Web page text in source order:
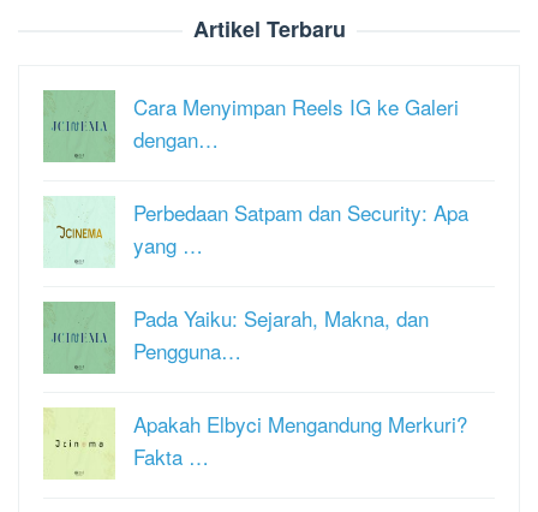
Artikel Terbaru
Cara Menyimpan Reels IG ke Galeri
dengan…
Perbedaan Satpam dan Security: Apa
yang …
Pada Yaiku: Sejarah, Makna, dan
Pengguna…
Apakah Elbyci Mengandung Merkuri?
Fakta …